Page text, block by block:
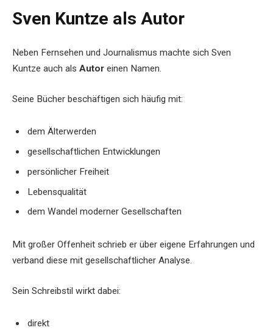
Sven Kuntze als Autor
Neben Fernsehen und Journalismus machte sich Sven
Kuntze auch als Autor einen Namen.
Seine Bücher beschäftigen sich häufig mit:
dem Älterwerden
gesellschaftlichen Entwicklungen
persönlicher Freiheit
Lebensqualität
dem Wandel moderner Gesellschaften
Mit großer Offenheit schrieb er über eigene Erfahrungen und
verband diese mit gesellschaftlicher Analyse.
Sein Schreibstil wirkt dabei:
direkt